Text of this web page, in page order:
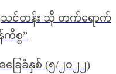
)သင်တန်း သို တက်ရောက်
စ္စ”
ေခံနှစ် (၅/၂၀၂၂)